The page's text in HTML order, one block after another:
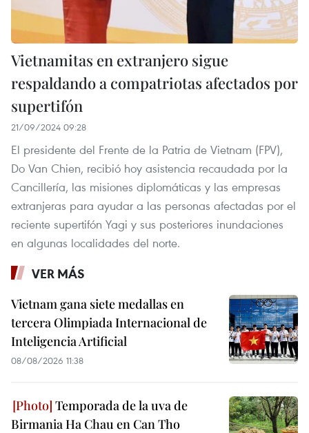
Vietnamitas en extranjero sigue
respaldando a compatriotas afectados por
supertifón
21/09/2024 09:28
El presidente del Frente de la Patria de Vietnam (FPV),
Do Van Chien, recibió hoy asistencia recaudada por la
Cancillería, las misiones diplomáticas y las empresas
extranjeras para ayudar a las personas afectadas por el
reciente supertifón Yagi y sus posteriores inundaciones
en algunas localidades del norte.
VER MÁS
Vietnam gana siete medallas en
tercera Olimpiada Internacional de
Inteligencia Artificial
08/08/2026 11:38
Temporada de la uva de
Birmania Ha Chau en Can Tho